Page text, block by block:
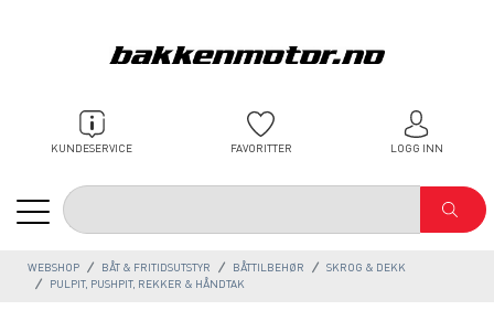
KUNDESERVICE FAVORITTER LOGG INN
WEBSHOP BÅT & FRITIDSUTSTYR BÅTTILBEHØR
SKROG & DEKK
PULPIT, PUSHPIT, REKKER & HÅNDTAK